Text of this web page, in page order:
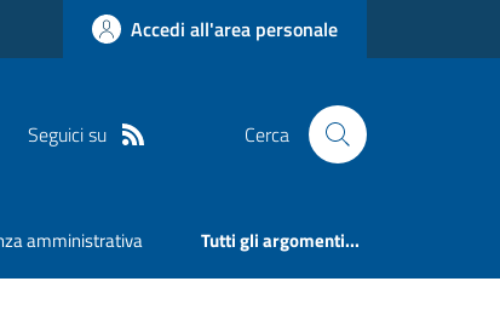
Accedi all'area personale
Seguici su Cerca
amministrativa Tutti gli argomenti...